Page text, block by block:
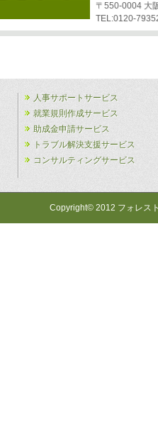
〒550-0004 大
TEL:0120-
人事サポートサービス
就業規則作成サービス
助成金申請サービス
トラブル解決支援サービス
コンサルティングサービス
Copyright© 2012 フォレス